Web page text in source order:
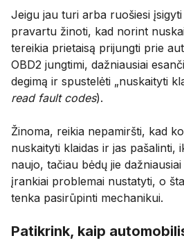
Jeigu jau turi arba ruošiesi
pravartu žinoti, kad norint
tereikia prietaisą prijungti prie
OBD2 jungtimi, dažniausiai
degimą ir spustelėti „nuskaityti
read fault codes).
Žinoma, reikia nepamiršti, kad
nuskaityti klaidas ir jas pašalinti,
naujo, tačiau bėdų jie
įrankiai problemai nustatyti, o
tenka pasirūpinti mechanikui.
Patikrink, kaip